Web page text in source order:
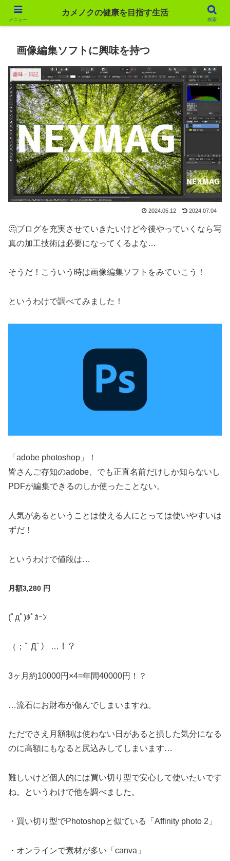
カメノクの健康を目指す生活
画像編集ソフトに興味を持つ
趣味・日記
2024.05.12 2024.07.04
🤔ブログを充実させていきたいけど今後やっていくなら写
真の加工技術は必要になってくるよな…
そうだ！こういう時は画像編集ソフトをみていこう！
というわけで調べてみました！
「 adobe photoshop 」！
皆さんご存知のadobe 、でも正直名前だけしか知らないし
PDFが編集できるのしか使ったことない。
人気があるということは使える人にとっては使いやすいは
ずだ！
というわけで値段は…
月額3,280 円
(ﾟдﾟ)ﾎﾟｶｰﾝ
（；ﾟ Дﾟ） … ！？
3ヶ月約10000円 ×4=年間40000円！？
…流石にお財布が傷んでしまいますね。
ただでさえ月額制は使わない日があると損した気分になる
のに高額にもなると尻込みしてしまいます…
難しいけど個人的には買い切り型で安心して使いたいです
ね。というわけで他を調べました。
・買い切り型でPhotoshopと似ている「 Affinity photo 2 」
・オンラインで素材が多い「 canva 」
メニュー
カメノクの健康を目指す生活
検索